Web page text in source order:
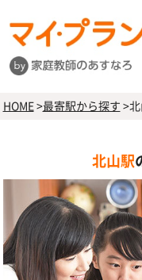
HOME>最寄駅から探す >北
北山駅